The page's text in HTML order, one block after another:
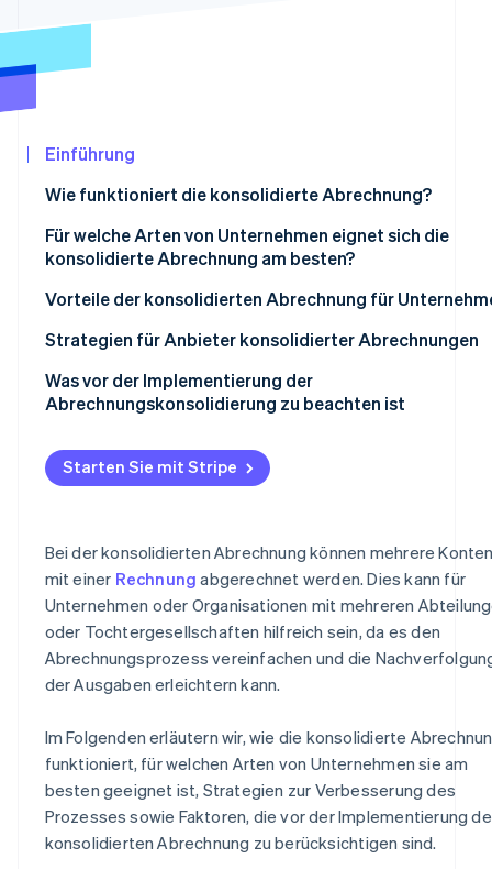
Stripe-Sessions 2026
Erfahren Sie, wie Stripe Lösungen für die
Einführung
Wie funktioniert die konsolidierte Abrechnung?
Für welche Arten von Unternehmen eignet sich die
konsolidierte Abrechnung am besten?
Vorteile der konsolidierten Abrechnung für
Vorteile der Verwendung der konsolidierten
Vorteile der konsolidierten Abrechnung
Strategien für Anbieter konsolidierter Abrechnungen
Kundenerfahrung
Unternehmensoptimierung
Was vor der Implementierung der
Abrechnungskonsolidierung zu beachten ist
Starten Sie mit Stripe
Bei der konsolidierten Abrechnung können mehrere
mit einer Rechnung abgerechnet werden. Dies kann für
Unternehmen oder Organisationen mit mehreren
oder Tochtergesellschaften hilfreich sein, da es den
Abrechnungsprozess vereinfachen und die
der Ausgaben erleichtern kann.
Im Folgenden erläutern wir, wie die konsolidierte
funktioniert, für welchen Arten von Unternehmen sie am
besten geeignet ist, Strategien zur Verbesserung des
Prozesses sowie Faktoren, die vor der Implementierung
konsolidierten Abrechnung zu berücksichtigen sind.